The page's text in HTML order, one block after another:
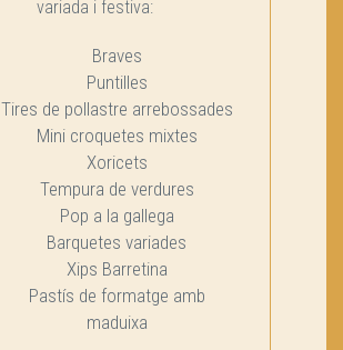
variada i festiva:
Braves
Puntilles
Tires de pollastre arrebossades
Mini croquetes mixtes
Xoricets
Tempura de verdures
Pop a la gallega
Barquetes variades
Xips Barretina
Pastís de formatge amb
maduixa